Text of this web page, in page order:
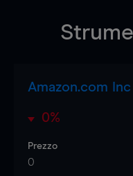
Amazon.com Inc
0%
Prezzo
0